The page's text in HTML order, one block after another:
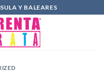
Y BALEARES